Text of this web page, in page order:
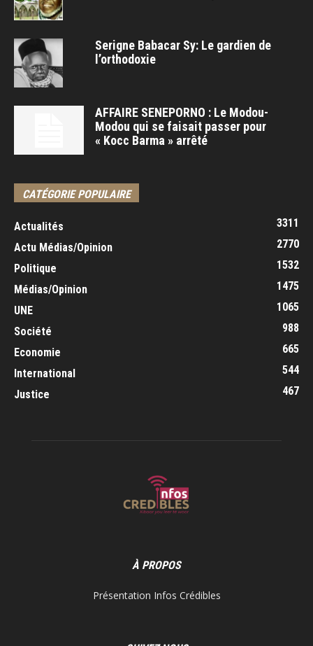
Serigne Babacar Sy: Le gardien de
l’orthodoxie
AFFAIRE SENEPORNO : Le Modou-
Modou qui se faisait passer pour
« Kocc Barma » arrêté
CATÉGORIE POPULAIRE
Actualités
3311
Actu Médias/Opinion
2770
Politique
1532
Médias/Opinion
1475
UNE
1065
Société
988
Economie
665
International
544
Justice
467
À PROPOS
Présentation Infos Crédibles